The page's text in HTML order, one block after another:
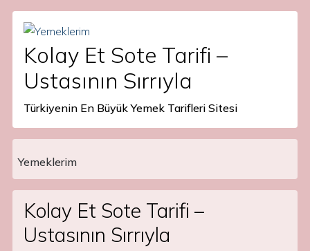
Kolay Et Sote Tarifi –
Ustasının Sırrıyla
Türkiyenin En Büyük Yemek Tarifleri Sitesi
Main Navigation
Yemeklerim
Kolay Et Sote Tarifi –
Ustasının Sırrıyla